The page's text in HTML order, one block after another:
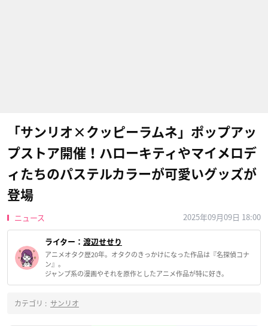
「サンリオ×クッピーラムネ」ポップアッ
プストア開催！ハローキティやマイメロデ
ィたちのパステルカラーが可愛いグッズが
登場
ニュース 2025年09月09日 18:00
ライター： 渡辺せせり
アニメオタク歴20年。オタクのきっかけになった作品は『名探偵コナ
ン』。
ジャンプ系の漫画やそれを原作としたアニメ作品が特に好き。
カテゴリ : サンリオ